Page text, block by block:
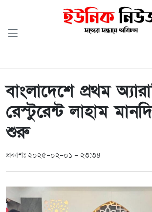
বাংলাদেশে প্রথম
রেস্টুরেন্ট লাহাম
শুরু
প্রকাশঃ ২০২৫-০২-০১ - ২৩:৩৪